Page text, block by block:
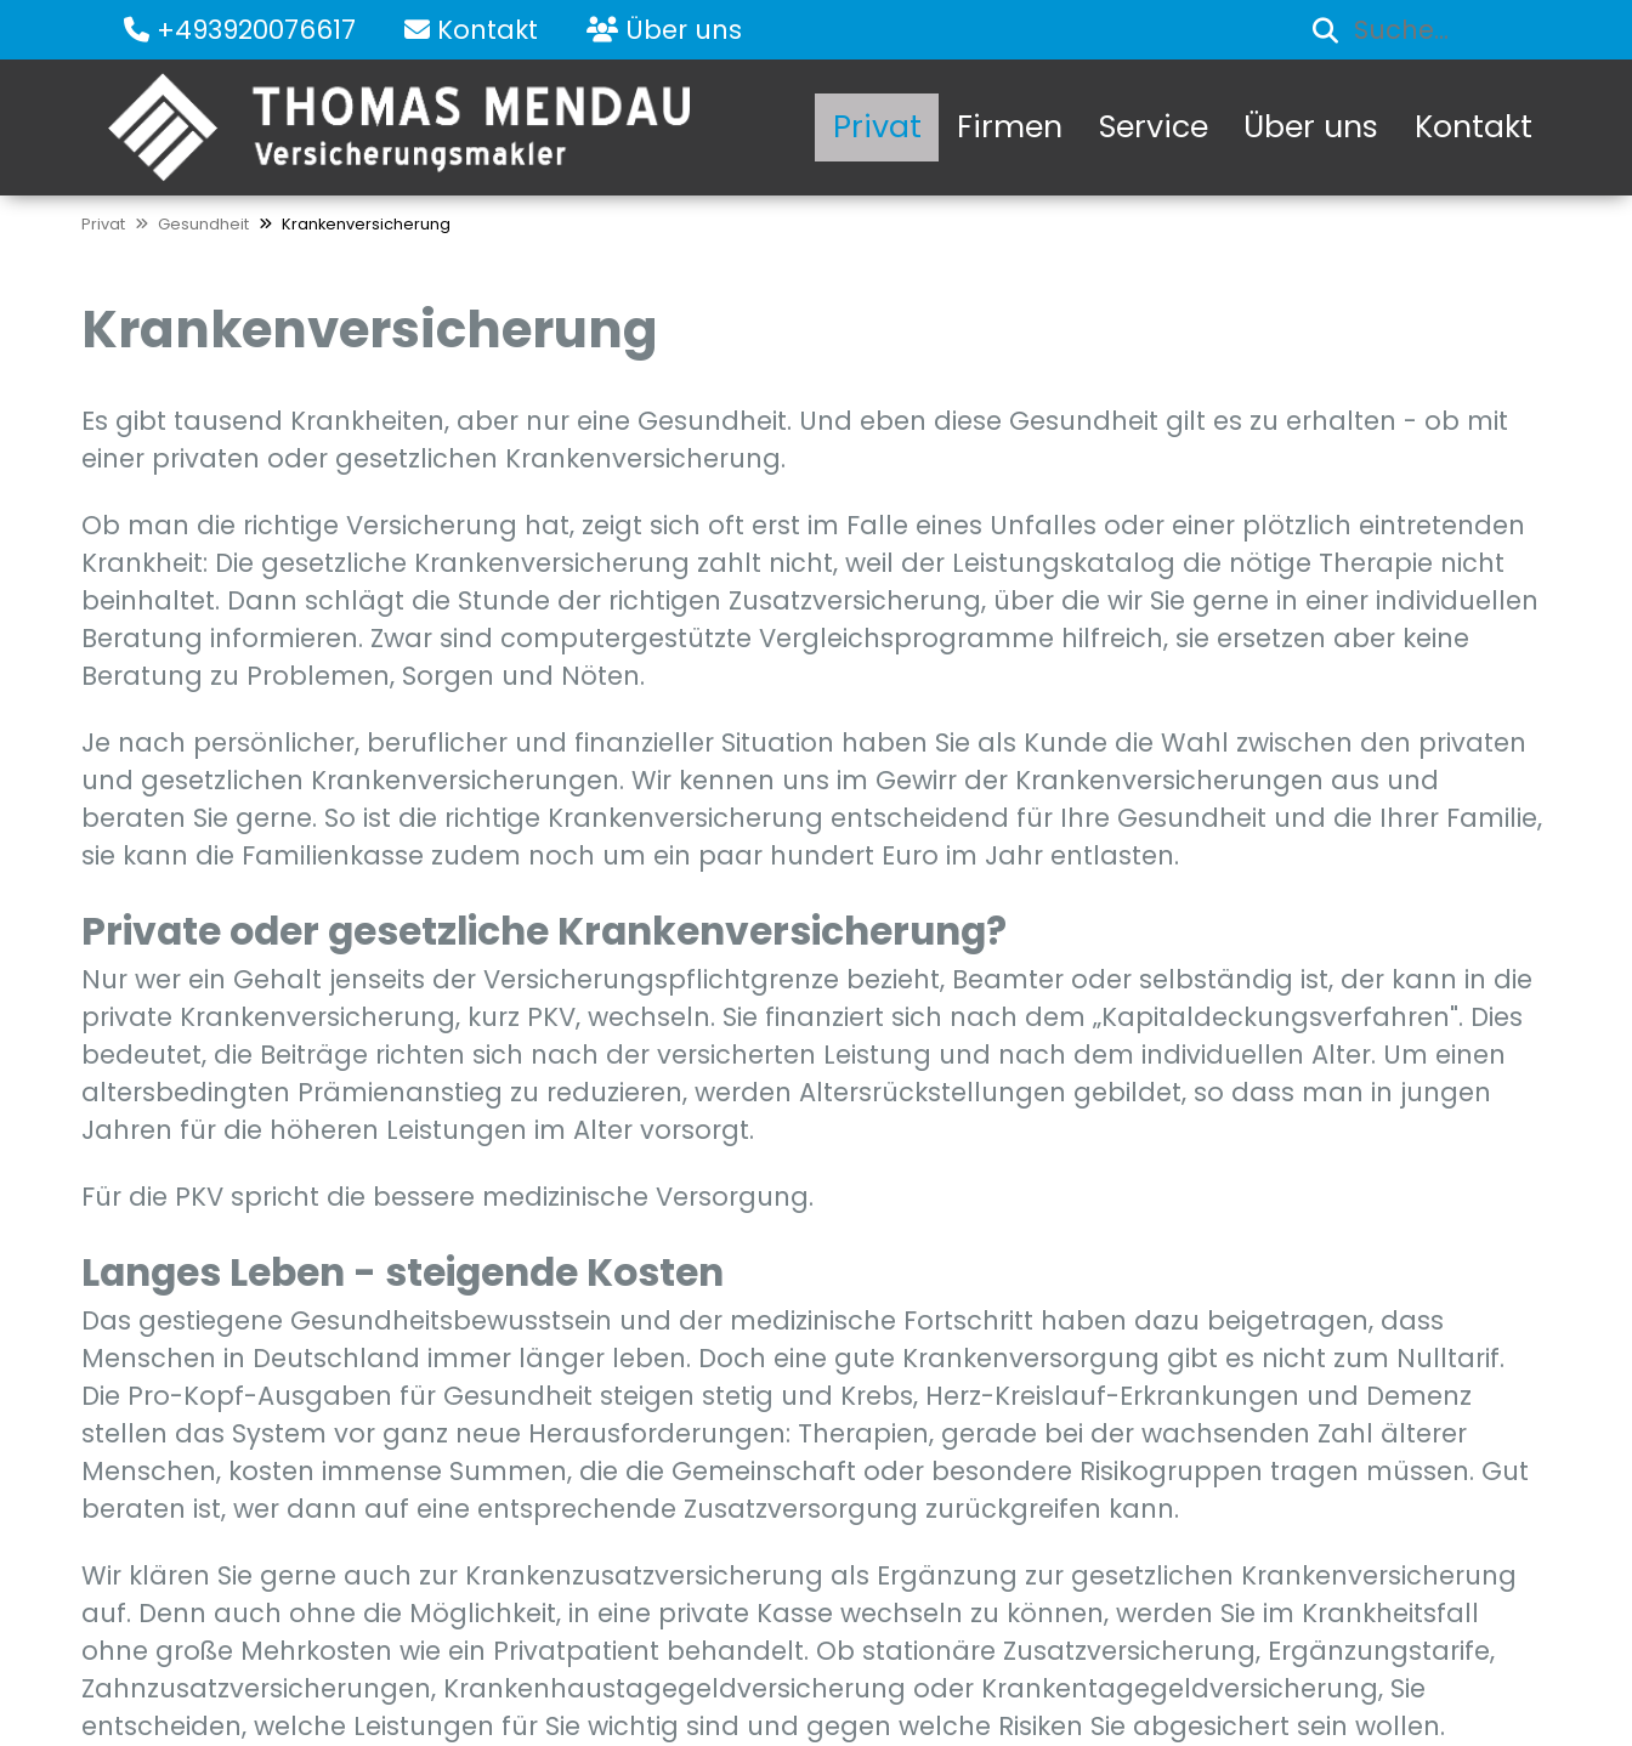
+493920076617 Kontakt Über uns
Privat Firmen Service Über uns Kontakt
Privat Gesundheit Krankenversicherung
Krankenversicherung
Es gibt tausend Krankheiten, aber nur eine Gesundheit. Und eben diese Gesundheit gilt es zu erhalten - ob mit
einer privaten oder gesetzlichen Krankenversicherung.
Ob man die richtige Versicherung hat, zeigt sich oft erst im Falle eines Unfalles oder einer plötzlich eintretenden
Krankheit: Die gesetzliche Krankenversicherung zahlt nicht, weil der Leistungskatalog die nötige Therapie nicht
beinhaltet. Dann schlägt die Stunde der richtigen Zusatzversicherung, über die wir Sie gerne in einer individuellen
Beratung informieren. Zwar sind computergestützte Vergleichsprogramme hilfreich, sie ersetzen aber keine
Beratung zu Problemen, Sorgen und Nöten.
Je nach persönlicher, beruflicher und finanzieller Situation haben Sie als Kunde die Wahl zwischen den privaten
und gesetzlichen Krankenversicherungen. Wir kennen uns im Gewirr der Krankenversicherungen aus und
beraten Sie gerne. So ist die richtige Krankenversicherung entscheidend für Ihre Gesundheit und die Ihrer Familie,
sie kann die Familienkasse zudem noch um ein paar hundert Euro im Jahr entlasten.
Private oder gesetzliche Krankenversicherung?
Nur wer ein Gehalt jenseits der Versicherungspflichtgrenze bezieht, Beamter oder selbständig ist, der kann in die
private Krankenversicherung, kurz PKV, wechseln. Sie finanziert sich nach dem „Kapitaldeckungsverfahren". Dies
bedeutet, die Beiträge richten sich nach der versicherten Leistung und nach dem individuellen Alter. Um einen
altersbedingten Prämienanstieg zu reduzieren, werden Altersrückstellungen gebildet, so dass man in jungen
Jahren für die höheren Leistungen im Alter vorsorgt.
Für die PKV spricht die bessere medizinische Versorgung.
Langes Leben - steigende Kosten
Das gestiegene Gesundheitsbewusstsein und der medizinische Fortschritt haben dazu beigetragen, dass
Menschen in Deutschland immer länger leben. Doch eine gute Krankenversorgung gibt es nicht zum Nulltarif.
Die Pro-Kopf-Ausgaben für Gesundheit steigen stetig und Krebs, Herz-Kreislauf-Erkrankungen und Demenz
stellen das System vor ganz neue Herausforderungen: Therapien, gerade bei der wachsenden Zahl älterer
Menschen, kosten immense Summen, die die Gemeinschaft oder besondere Risikogruppen tragen müssen. Gut
beraten ist, wer dann auf eine entsprechende Zusatzversorgung zurückgreifen kann.
Wir klären Sie gerne auch zur Krankenzusatzversicherung als Ergänzung zur gesetzlichen Krankenversicherung
auf. Denn auch ohne die Möglichkeit, in eine private Kasse wechseln zu können, werden Sie im Krankheitsfall
ohne große Mehrkosten wie ein Privatpatient behandelt. Ob stationäre Zusatzversicherung, Ergänzungstarife,
Zahnzusatzversicherungen, Krankenhaustagegeldversicherung oder Krankentagegeldversicherung, Sie
entscheiden, welche Leistungen für Sie wichtig sind und gegen welche Risiken Sie abgesichert sein wollen.